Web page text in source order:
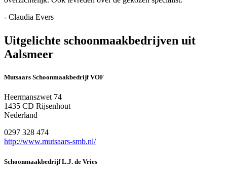
- Claudia Evers
Uitgelichte schoonmaakbedrijven uit
Aalsmeer
Mutsaars Schoonmaakbedrijf VOF
Heermanszwet 74
1435 CD Rijsenhout
Nederland
0297 328 474
http://www.mutsaars-smb.nl/
Schoonmaakbedrijf L.J. de Vries